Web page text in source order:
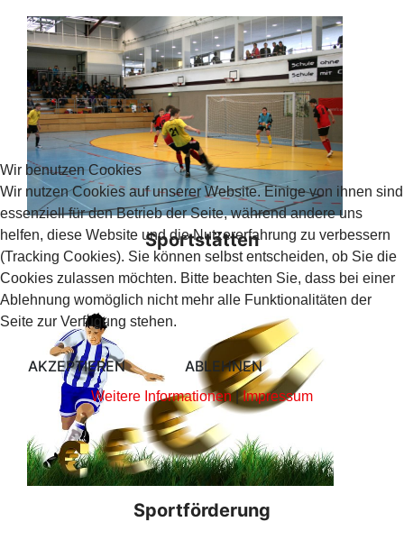
Sportstätten
Sportförderung
Wir benutzen Cookies
Wir nutzen Cookies auf unserer Website. Einige von ihnen sind
essenziell für den Betrieb der Seite, während andere uns
helfen, diese Website und die Nutzererfahrung zu verbessern
(Tracking Cookies). Sie können selbst entscheiden, ob Sie die
Cookies zulassen möchten. Bitte beachten Sie, dass bei einer
Ablehnung womöglich nicht mehr alle Funktionalitäten der
Seite zur Verfügung stehen.
AKZEPTIEREN ABLEHNEN
Weitere Informationen|Impressum